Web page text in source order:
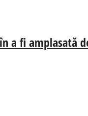
a fi amplasată